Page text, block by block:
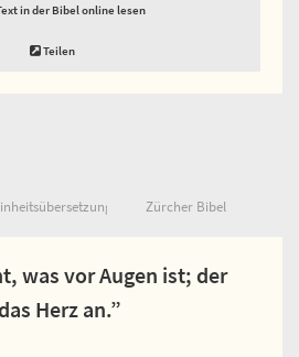
in der Bibel online lesen
Teilen
Zürcher Bibel
was vor Augen ist; der
Herz an.”